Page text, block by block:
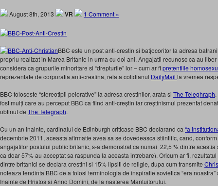
August 8th, 2013 VR 1 Comment »
BBC este un post anti-crestin si batjocoritor la adresa
propriu realizat in Marea Britanie in urma cu doi ani. Angajatii recunosc ca au
considera ca grupurile minoritare si “drepturile” lor – cum ar fipretentiile
reprezentate de corporatia anti-crestina, relata cotidianul DailyMail la vremea
BBC foloseste “stereotipii peiorative” la adresa crestinilor, arata si The Teleghraph
fost mulți care au perceput BBC ca fiind anti-creștin iar creștinismul prezentat
obtinut de The Telegraph.
Cu un an inainte, cardinalul de Edinburgh criticase BBC declarand ca “a
decembrie 2011, aceasta afirmatie avea sa se dovedeasca stiintific, cand,
angajatilor postului public britanic, s-a demonstrat ca numai 22,5 % dintre
ca doar 57% au acceptat sa raspunda la aceasta intrebare). Oricum ar fi,
dintre britanici se declara crestini si 15% lipsiti de religie, dupa cum transmite
noteaza tendinta BBC de a folosi terminologia de inspiratie sovietica “era noastra”
Inainte de Hristos si Anno Domini, de la nasterea Mantuitorului.